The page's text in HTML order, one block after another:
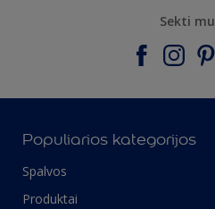
Sekti
Populiarios kategorijos
Spalvos
Produktai